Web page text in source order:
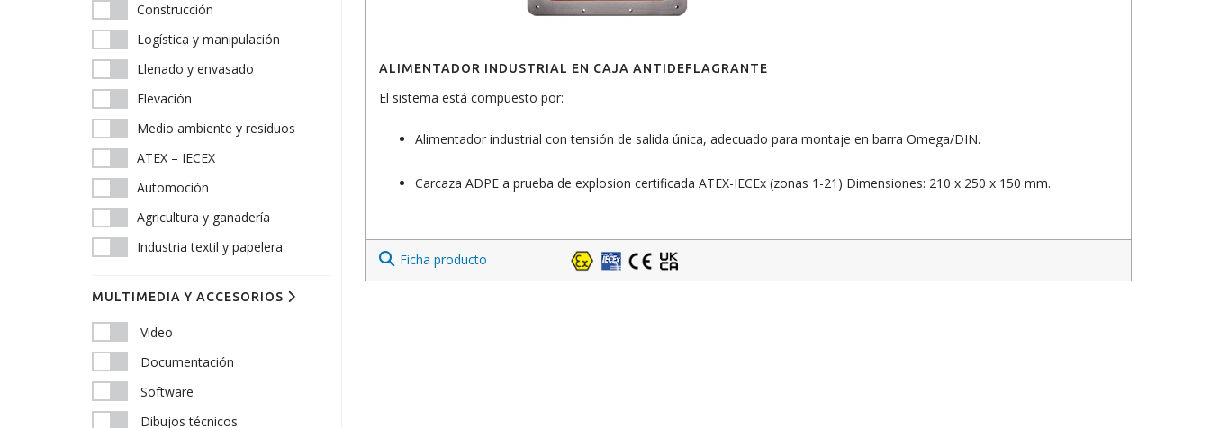
Construcción
Logística y manipulación
Llenado y envasado
Elevación
Medio ambiente y residuos
ATEX – IECEX
Automoción
Agricultura y ganadería
Industria textil y papelera
MULTIMEDIA Y ACCESORIOS
Video
Documentación
Software
Dibujos técnicos
ALIMENTADOR INDUSTRIAL EN CAJA ANTIDEFLAGRANTE
El sistema está compuesto por:
Alimentador industrial con tensión de salida única, adecuado para montaje en barra Omega/DIN.
Carcaza ADPE a prueba de explosion certificada ATEX-IECEx (zonas 1-21) Dimensiones: 210 x 250 x 150 mm.
Ficha producto